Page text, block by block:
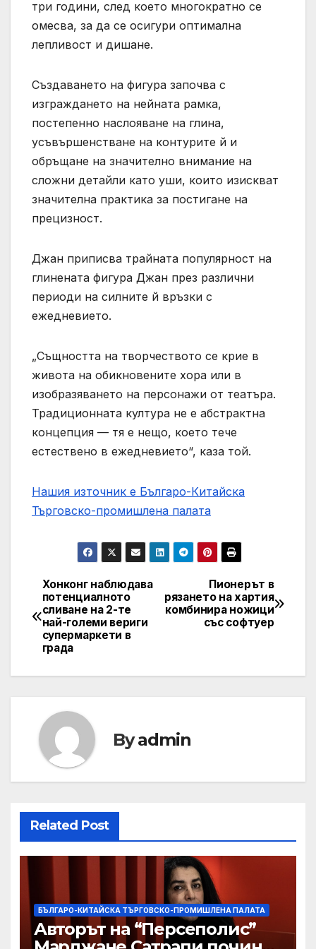
три години, след което многократно се
омесва, за да се осигури оптимална
лепливост и дишане.
Създаването на фигура започва с
изграждането на нейната рамка,
постепенно наслояване на глина,
усъвършенстване на контурите й и
обръщане на значително внимание на
сложни детайли като уши, които изискват
значителна практика за постигане на
прецизност.
Джан приписва трайната популярност на
глинената фигура Джан през различни
периоди на силните й връзки с
ежедневието.
„Същността на творчеството се крие в
живота на обикновените хора или в
изобразяването на персонажи от театъра.
Традиционната култура не е абстрактна
концепция — тя е нещо, което тече
естествено в ежедневието“, каза той.
Нашия източник е Българо-Китайска
Търговско-промишлена палaта
Post
navigation
Пионерът в
рязането на хартия
комбинира ножици
със софтуер
Хонконг наблюдава
потенциалното
сливане на 2-те
най-големи вериги
супермаркети в
града
Byadmin
Related Post
БЪЛГАРО-КИТАЙСКА ТЪРГОВСКО-ПРОМИШЛЕНА ПАЛАТА
Авторът на “Персеполис”